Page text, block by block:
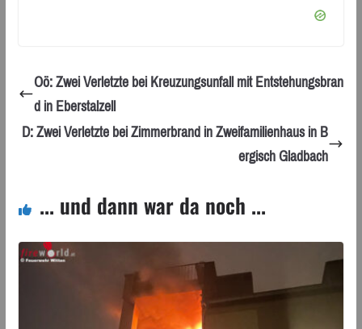
Oö: Zwei Verletzte bei Kreuzungsunfall mit Entstehungsbran
d in Eberstalzell
D: Zwei Verletzte bei Zimmerbrand in Zweifamilienhaus in B
ergisch Gladbach
... und dann war da noch ...